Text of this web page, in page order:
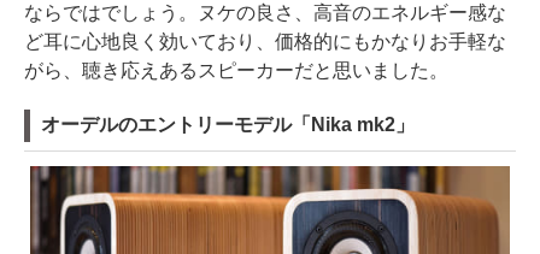
ならではでしょう。ヌケの良さ、高音のエネルギー感な
ど耳に心地良く効いており、価格的にもかなりお手軽な
がら、聴き応えあるスピーカーだと思いました。
オーデルのエントリーモデル「Nika mk2」